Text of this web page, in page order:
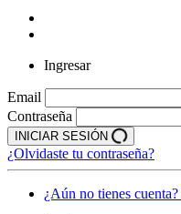
Ingresar
Email
Contraseña
INICIAR SESIÓN
¿Olvidaste tu contraseña?
¿Aún no tienes cuenta?